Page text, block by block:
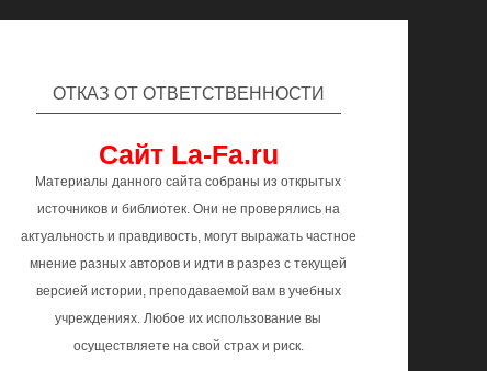
ОТКАЗ ОТ ОТВЕТСТВЕННОСТИ
Сайт La-Fa.ru
Материалы данного сайта собраны из открытых
источников и библиотек. Они не проверялись на
актуальность и правдивость, могут выражать частное
мнение разных авторов и идти в разрез с текущей
версией истории, преподаваемой вам в учебных
учреждениях. Любое их использование вы
осуществляете на свой страх и риск.